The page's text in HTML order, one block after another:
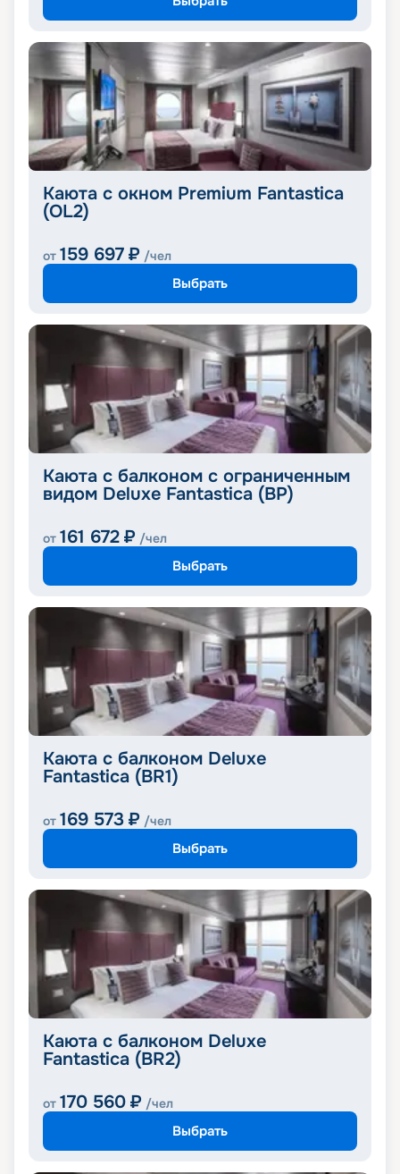
Каюта с окном Premium Fantastica
(OL2)
от 159 697 ₽ /чел
Выбрать
Каюта с балконом с ограниченным
видом Deluxe Fantastica (BP)
от 161 672 ₽ /чел
Выбрать
Каюта с балконом Deluxe
Fantastica (BR1)
от 169 573 ₽ /чел
Выбрать
Каюта с балконом Deluxe
Fantastica (BR2)
от 170 560 ₽ /чел
Выбрать